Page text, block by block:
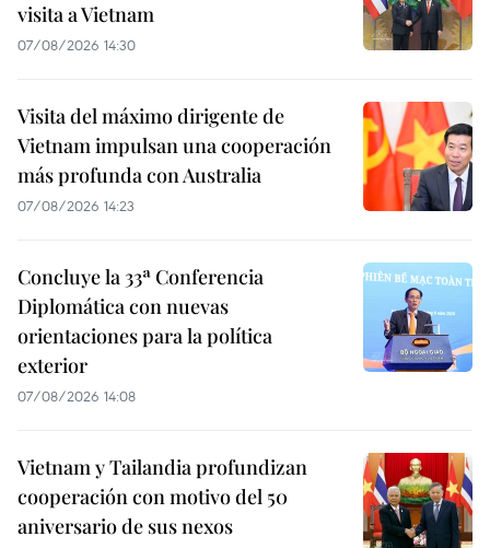
visita a Vietnam
07/08/2026 14:30
Visita del máximo dirigente de
Vietnam impulsan una cooperación
más profunda con Australia
07/08/2026 14:23
Concluye la 33ª Conferencia
Diplomática con nuevas
orientaciones para la política
exterior
07/08/2026 14:08
Vietnam y Tailandia profundizan
cooperación con motivo del 50
aniversario de sus nexos